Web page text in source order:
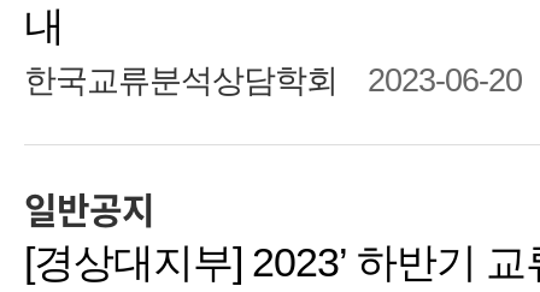
내
한국교류분석상담학회 2023-06-20
일반공지
[경상대지부] 2023’ 하반기